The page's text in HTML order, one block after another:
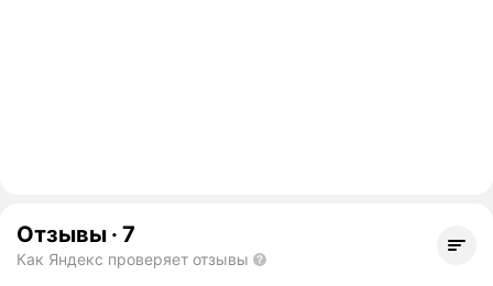
Отзывы · 7
Как Яндекс проверяет отзывы